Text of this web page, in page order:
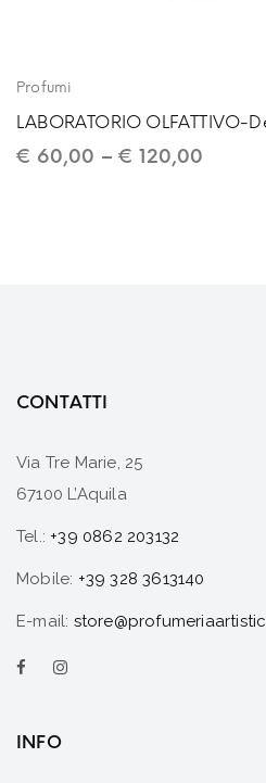
Profumi
LABORATORIO OLFATTIVO-
€ 60,00 –€ 120,00
CONTATTI
Via Tre Marie, 25
67100 L’Aquila
Tel.: +39 0862 203132
Mobile: +39 328 3613140
E-mail:
INFO